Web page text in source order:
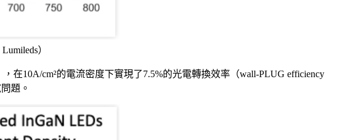
）
在10A/cm²的電流密度下實現了7.5%的光電轉換效率（wall-PLUG efficiency
題。